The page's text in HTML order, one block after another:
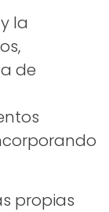
la
de
propias